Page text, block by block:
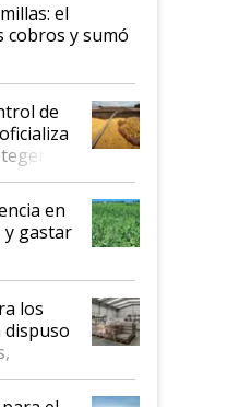
el
cobros y sumó
de
la
en
y gastar
los
dispuso
e